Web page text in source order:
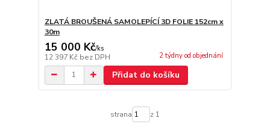
ZLATÁ BROUŠENÁ SAMOLEPÍCÍ 3D FOLIE 152cm x
30m
15 000 Kč/ks
12 397 Kč bez DPH 2 týdny od objednání
Přidat do košíku
strana z 1